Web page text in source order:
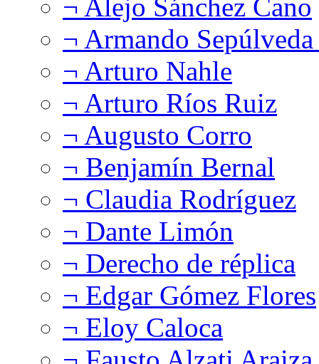
¬ Alejo Sánchez Cano
¬ Armando
¬ Arturo Nahle
¬ Arturo Ríos Ruiz
¬ Augusto Corro
¬ Benjamín Bernal
¬ Claudia Rodríguez
¬ Dante Limón
¬ Derecho de réplica
¬ Edgar Gómez Flores
¬ Eloy Caloca